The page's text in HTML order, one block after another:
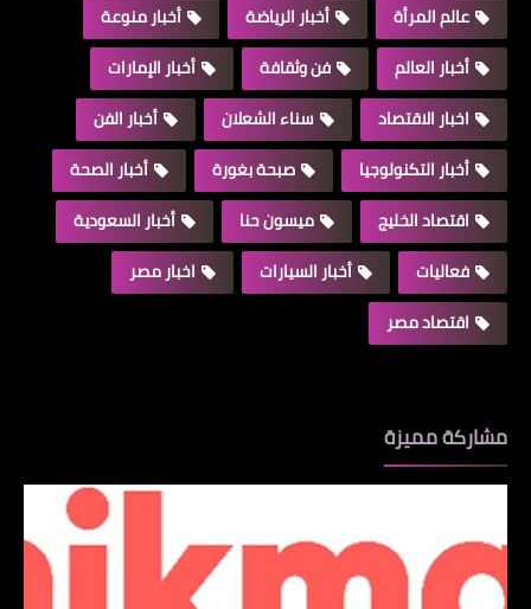
عالم المرأة
أخبار الرياضة
أخبار منوعة
أخبار العالم
فن وثقافة
أخبار الإمارات
اخبار الاقتصاد
سناء الشعلان
أخبار الفن
أخبار التكنولوجيا
صبحة بغورة
أخبار الصحة
اقتصاد الخليج
ميسون حنا
أخبار السعودية
فعاليات
أخبار السيارات
اخبار مصر
اقتصاد مصر
مشاركة مميزة